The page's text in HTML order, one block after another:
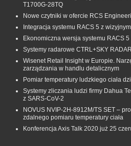
T1700G‑28TQ
Nowe czytniki w ofercie RCS
Integracja systemu RACS 5 z
Ekonomiczna wersja systemu RACS 5
Systemy radarowe CTRL+SKY
Wisenet Retail Insight w Europie.
zarządzania w handlu detalicznym
Pomiar temperatury ludzkiego ciała
Systemy zliczania ludzi firmy Dahua
z SARS-CoV-2
NOVUS NVIP-2H-8912M/TS SET –
zdalnego pomiaru temperatury ciała
Konferencja Axis Talk 2020 już 25